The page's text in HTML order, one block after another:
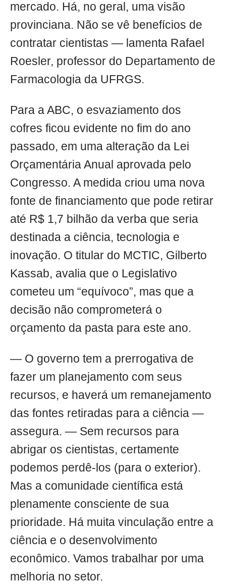
mercado. Há, no geral, uma visão
provinciana. Não se vê benefícios de
contratar cientistas — lamenta Rafael
Roesler, professor do Departamento de
Farmacologia da UFRGS.
Para a ABC, o esvaziamento dos
cofres ficou evidente no fim do ano
passado, em uma alteração da Lei
Orçamentária Anual aprovada pelo
Congresso. A medida criou uma nova
fonte de financiamento que pode retirar
até R$ 1,7 bilhão da verba que seria
destinada a ciência, tecnologia e
inovação. O titular do MCTIC, Gilberto
Kassab, avalia que o Legislativo
cometeu um “equívoco”, mas que a
decisão não comprometerá o
orçamento da pasta para este ano.
— O governo tem a prerrogativa de
fazer um planejamento com seus
recursos, e haverá um remanejamento
das fontes retiradas para a ciência —
assegura. — Sem recursos para
abrigar os cientistas, certamente
podemos perdê-los (para o exterior).
Mas a comunidade científica está
plenamente consciente de sua
prioridade. Há muita vinculação entre a
ciência e o desenvolvimento
econômico. Vamos trabalhar por uma
melhoria no setor.